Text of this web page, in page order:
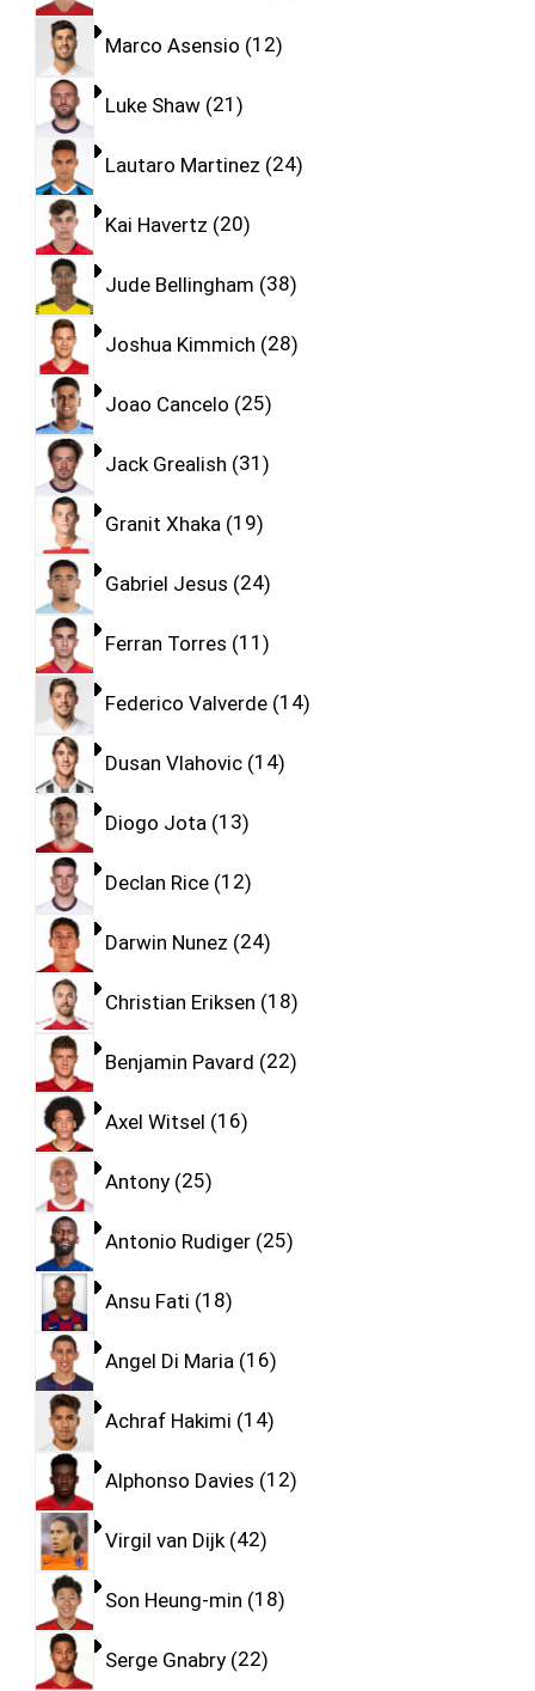
Marco Asensio 12
Luke Shaw 21
Lautaro Martinez 24
Kai Havertz 20
Jude Bellingham 38
Joshua Kimmich 28
Joao Cancelo 25
Jack Grealish 31
Granit Xhaka 19
Gabriel Jesus 24
Ferran Torres 11
Federico Valverde 14
Dusan Vlahovic 14
Diogo Jota 13
Declan Rice 12
Darwin Nunez 24
Christian Eriksen 18
Benjamin Pavard 22
Axel Witsel 16
Antony 25
Antonio Rudiger 25
Ansu Fati 18
Angel Di Maria 16
Achraf Hakimi 14
Alphonso Davies 12
Virgil van Dijk 42
Son Heung-min 18
Serge Gnabry 22